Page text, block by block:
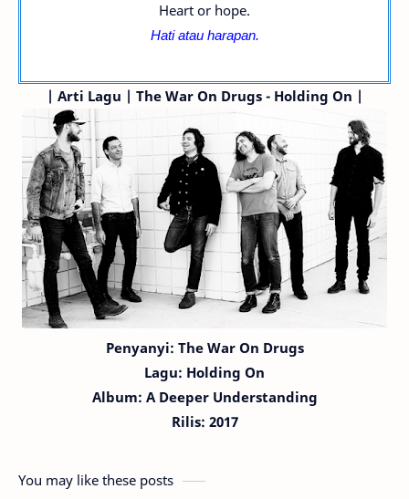
Heart or hope.
Hati atau harapan.
| Arti Lagu | The War On Drugs - Holding On |
Penyanyi: The War On Drugs
Lagu: Holding On
Album: A Deeper Understanding
Rilis: 2017
You may like these posts